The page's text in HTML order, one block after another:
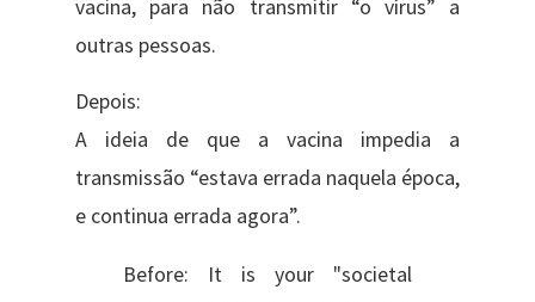
vacina, para não transmitir “o vírus” a
outras pessoas.
Depois:
A ideia de que a vacina impedia a
transmissão “estava errada naquela época,
e continua errada agora”.
Before: It is your "societal